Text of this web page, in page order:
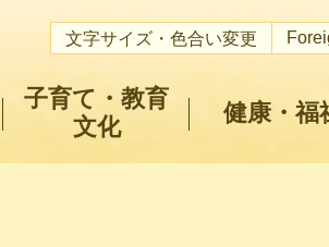
文字サイズ・色合い変更
子育て・教育
文化
健康・福